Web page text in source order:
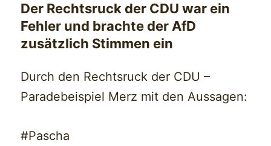
Der Rechtsruck der CDU war ein
Fehler und brachte der AfD
zusätzlich Stimmen ein
Durch den Rechtsruck der CDU –
Paradebeispiel Merz mit den Aussagen:
#Pascha